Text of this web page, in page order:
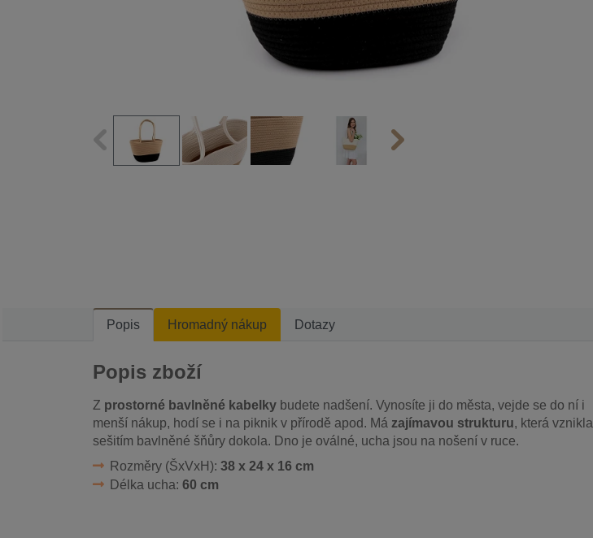
Popis Hromadný nákup Dotazy
Popis zboží
Z prostorné bavlněné kabelky budete nadšení. Vynosíte ji do města, vejde se do ní i
menší nákup, hodí se i na piknik v přírodě apod. Má zajímavou strukturu, která vznikla
sešitím bavlněné šňůry dokola. Dno je oválné, ucha jsou na nošení v ruce.
Rozměry (ŠxVxH): 38 x 24 x 16 cm
Délka ucha: 60 cm